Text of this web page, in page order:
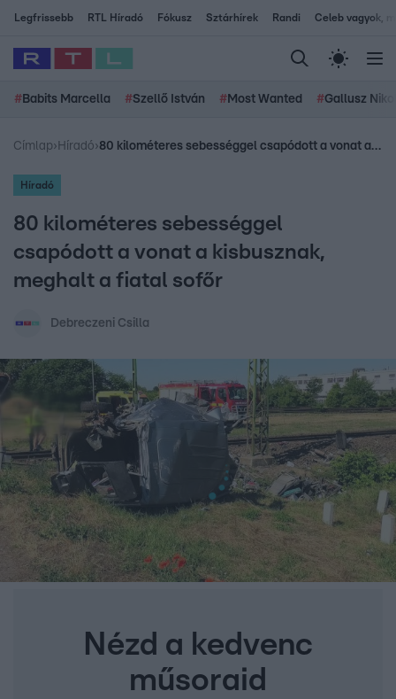
Legfrissebb RTL Híradó Fókusz Sztárhírek Randi Celeb vagyok,
# Babits Marcella #Szellő István # Most Wanted #Gallusz
Címlap› Híradó› 80 kilométeres sebességgel csapódott a vonat a kisbusznak, meghalt a fiatal sofőr
Híradó
80 kilométeres sebességgel
csapódott a vonat a kisbusznak,
meghalt a fiatal sofőr
Debreczeni Csilla
Nézd a kedvenc
műsoraid